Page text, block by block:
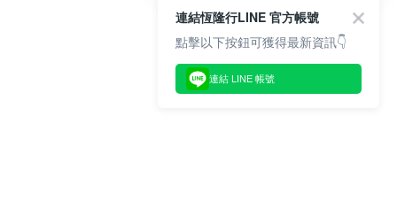
連結恆隆行LINE 官方帳號
點擊以下按鈕可獲得最新資訊👇
連結 LINE 帳號